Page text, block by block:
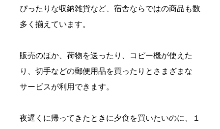
ぴったりな収納雑貨など、宿舎ならではの商品も数
多く揃えています。
販売のほか、荷物を送ったり、コピー機が使えた
り、切手などの郵便用品を買ったりとさまざまな
サービスが利用できます。
夜遅くに帰ってきたときに夕食を買いたいのに、１